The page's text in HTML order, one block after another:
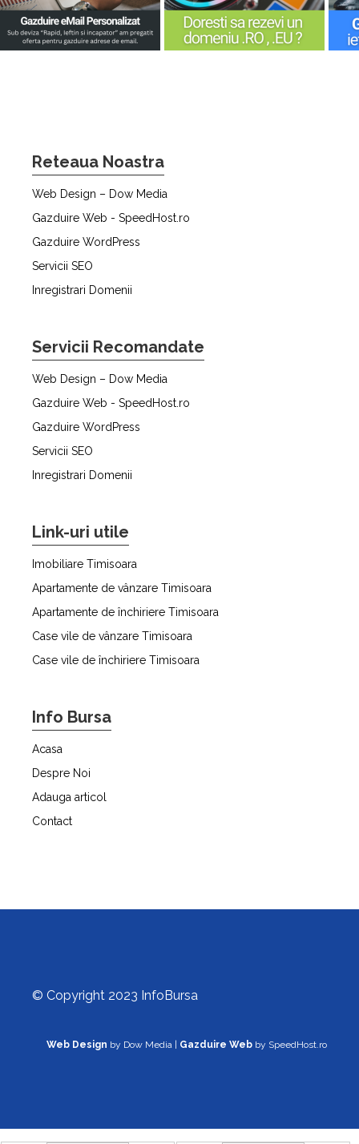
Reteaua Noastra
Web Design – Dow Media
Gazduire Web - SpeedHost.ro
Gazduire WordPress
Servicii SEO
Inregistrari Domenii
Servicii Recomandate
Web Design – Dow Media
Gazduire Web - SpeedHost.ro
Gazduire WordPress
Servicii SEO
Inregistrari Domenii
Link-uri utile
Imobiliare Timisoara
Apartamente de vânzare Timisoara
Apartamente de închiriere Timisoara
Case vile de vânzare Timisoara
Case vile de închiriere Timisoara
Info Bursa
Acasa
Despre Noi
Adauga articol
Contact
© Copyright 2023 InfoBursa
Web Design by Dow Media | Gazduire Web by SpeedHost.ro